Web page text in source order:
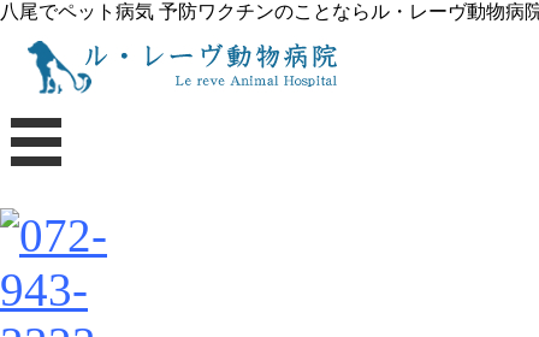
八尾でペット病気 予防ワクチンのことならル・レーヴ動物